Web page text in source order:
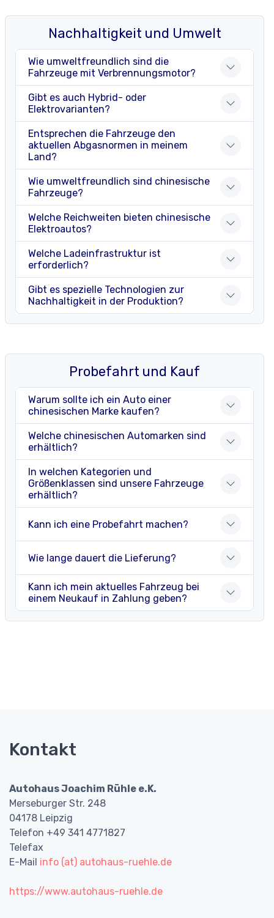
Nachhaltigkeit und Umwelt
Wie umweltfreundlich sind die
Fahrzeuge mit Verbrennungsmotor?
Gibt es auch Hybrid- oder
Elektrovarianten?
Entsprechen die Fahrzeuge den
aktuellen Abgasnormen in meinem
Land?
Wie umweltfreundlich sind chinesische
Fahrzeuge?
Welche Reichweiten bieten chinesische
Elektroautos?
Welche Ladeinfrastruktur ist
erforderlich?
Gibt es spezielle Technologien zur
Nachhaltigkeit in der Produktion?
Probefahrt und Kauf
Warum sollte ich ein Auto einer
chinesischen Marke kaufen?
Welche chinesischen Automarken sind
erhältlich?
In welchen Kategorien und
Größenklassen sind unsere Fahrzeuge
erhältlich?
Kann ich eine Probefahrt machen?
Wie lange dauert die Lieferung?
Kann ich mein aktuelles Fahrzeug bei
einem Neukauf in Zahlung geben?
Kontakt
Autohaus Joachim Rühle e.K.
Merseburger Str. 248
04178 Leipzig
Telefon +49 341 4771827
Telefax
E-Mail info (at) autohaus-ruehle.de
https://www.autohaus-ruehle.de